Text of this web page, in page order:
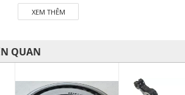
vụ quý khách!
để xế yêu của bạn được chăm sóc chu
XEM THÊM
QUAN